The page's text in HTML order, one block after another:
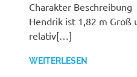
Charakter Beschreibung
Hendrik ist 1,82 m Groß
relativ[…]
WEITERLESEN